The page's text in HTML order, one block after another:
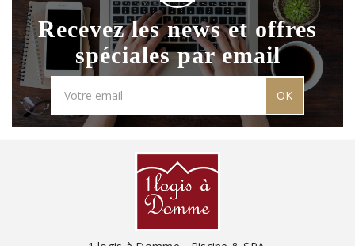
Recevez les news et offres
spéciales par email
OK